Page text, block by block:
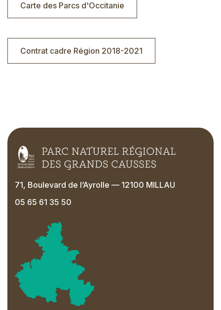
Carte des Parcs d'Occitanie
Contrat cadre Région 2018-2021
71, Boulevard de l’Ayrolle — 12100 MILLAU
05 65 61 35 50